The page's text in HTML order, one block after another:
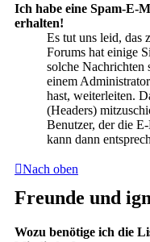
Ich habe eine Spam-E-
erhalten!
Es tut uns leid, das
Forums hat einige
solche Nachrichten
einem
hast, weiterleiten.
(Headers)
Benutzer, der die
kann dann
Nach oben
Freunde und
Wozu benötige ich die